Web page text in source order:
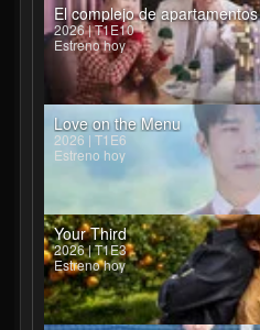
El complejo de apartamentos
2026 | T1E10
Estreno hoy
Love on the Menu
2026 | T1E6
Estreno hoy
Your Third
2026 | T1E3
Estreno hoy